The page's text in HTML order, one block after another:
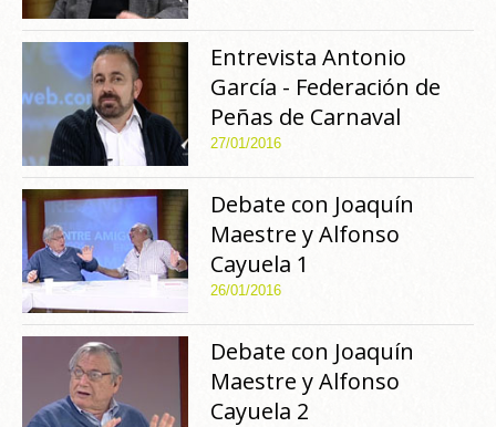
Entrevista Antonio
García - Federación de
Peñas de Carnaval
27/01/2016
Debate con Joaquín
Maestre y Alfonso
Cayuela 1
26/01/2016
Debate con Joaquín
Maestre y Alfonso
Cayuela 2